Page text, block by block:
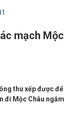
mạch Mộc
thu xếp được để
đi Mộc Châu ngắm